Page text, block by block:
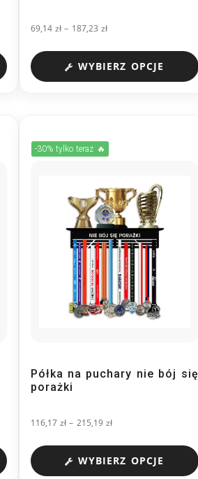
69,14zł – 187,23zł
WYBIERZ OPCJE
-30% tylko teraz 🔥
Półka na puchary nie bój się
porażki
116,17zł – 215,19zł
WYBIERZ OPCJE